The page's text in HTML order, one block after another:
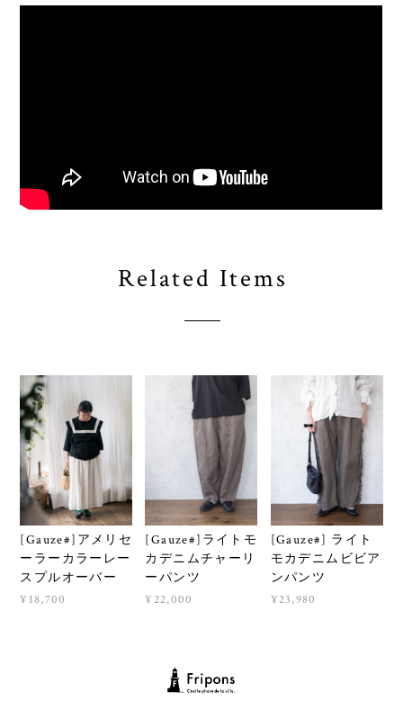
Related Items
[Gauze#]アメリセ
ーラーカラーレー
スプルオーバー
¥18,700
[Gauze#]ライトモ
カデニムチャーリ
ーパンツ
¥22,000
[Gauze#] ライト
モカデニムビビア
ンパンツ
¥23,980